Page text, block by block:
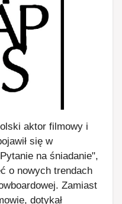
aktor filmowy i
się w
na śniadanie",
o nowych trendach
Zamiast
dotykał